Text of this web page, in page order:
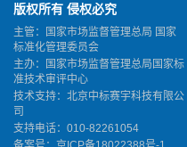
版权所有 侵权必究
主管：国家市场监督管理总局 国家
标准化管理委员会
主办：国家市场监督管理总局国家标
准技术审评中心
技术支持：北京中标赛宇科技有限公
司
支持电话：010-82261054